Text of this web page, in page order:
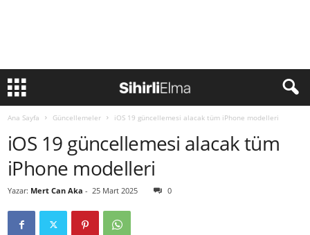
Ana Sayfa Güncellemeler iOS 19 güncellemesi alacak tüm iPhone modelleri
iOS 19 güncellemesi alacak tüm
iPhone modelleri
Yazar: Mert Can Aka - 25 Mart 2025 0